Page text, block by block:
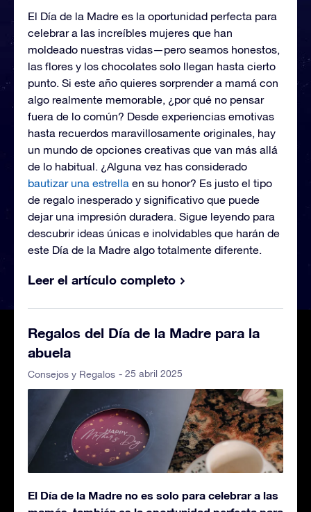
El Día de la Madre es la oportunidad perfecta para
celebrar a las increíbles mujeres que han
moldeado nuestras vidas—pero seamos honestos,
las flores y los chocolates solo llegan hasta cierto
punto. Si este año quieres sorprender a mamá con
algo realmente memorable, ¿por qué no pensar
fuera de lo común? Desde experiencias emotivas
hasta recuerdos maravillosamente originales, hay
un mundo de opciones creativas que van más allá
de lo habitual. ¿Alguna vez has considerado
bautizar una estrella en su honor? Es justo el tipo
de regalo inesperado y significativo que puede
dejar una impresión duradera. Sigue leyendo para
descubrir ideas únicas e inolvidables que harán de
este Día de la Madre algo totalmente diferente.
Leer el artículo completo
Regalos del Día de la Madre para la
abuela
Consejos y Regalos - 25 abril 2025
El Día de la Madre no es solo para celebrar a las